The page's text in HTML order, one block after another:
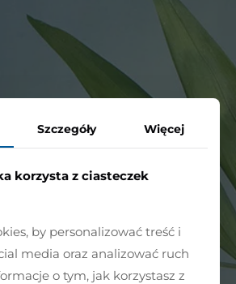
Szczegóły Więcej
korzysta z ciasteczek
by personalizować treść i
media oraz analizować ruch
o tym, jak korzystasz z